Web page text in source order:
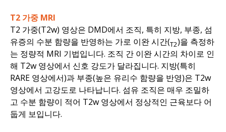
T2 가중 MRI
T2 가중(T2w) 영상은 DMD에서 조직, 특히 지방, 부종, 섬
유증의 수분 함량을 반영하는 가로 이완 시간(T2)을 측정하
는 정량적 MRI 기법입니다. 조직 간 이완 시간의 차이로 인
해 T2w 영상에서 신호 강도가 달라집니다. 지방(특히
RARE 영상에서)과 부종(높은 유리수 함량을 반영)은 T2w
영상에서 고강도로 나타납니다. 섬유 조직은 매우 조밀하
고 수분 함량이 적어 T2w 영상에서 정상적인 근육보다 어
둡게 보입니다.